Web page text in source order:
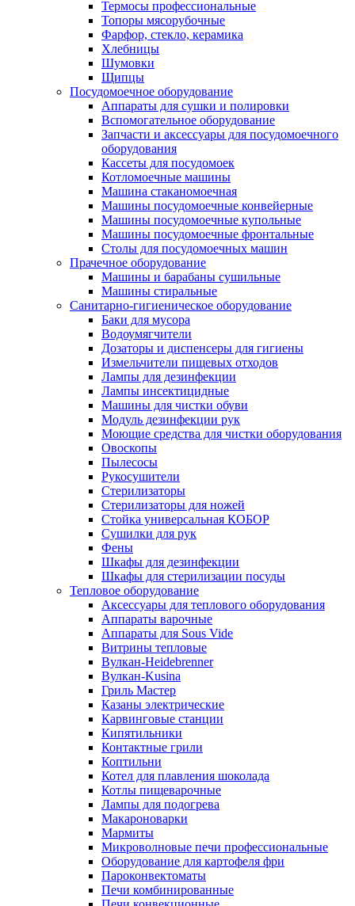
Термосы профессиональные
Топоры мясорубочные
Фарфор, стекло, керамика
Хлебницы
Шумовки
Щипцы
Посудомоечное оборудование
Аппараты для сушки и полировки
Вспомогательное оборудование
Запчасти и аксессуары для посудомоечного
оборудования
Кассеты для посудомоек
Котломоечные машины
Машина стаканомоечная
Машины посудомоечные конвейерные
Машины посудомоечные купольные
Машины посудомоечные фронтальные
Столы для посудомоечных машин
Прачечное оборудование
Машины и барабаны сушильные
Машины стиральные
Санитарно-гигиеническое оборудование
Баки для мусора
Водоумягчители
Дозаторы и диспенсеры для гигиены
Измельчители пищевых отходов
Лампы для дезинфекции
Лампы инсектицидные
Машины для чистки обуви
Модуль дезинфекции рук
Моющие средства для чистки оборудования
Овоскопы
Пылесосы
Рукосушители
Стерилизаторы
Стерилизаторы для ножей
Стойка универсальная КОБОР
Сушилки для рук
Фены
Шкафы для дезинфекции
Шкафы для стерилизации посуды
Тепловое оборудование
Аксессуары для теплового оборудования
Аппараты варочные
Аппараты для Sous Vide
Витрины тепловые
Вулкан-Heidebrenner
Вулкан-Kusina
Гриль Мастер
Казаны электрические
Карвинговые станции
Кипятильники
Контактные грили
Коптильни
Котел для плавления шоколада
Котлы пищеварочные
Лампы для подогрева
Макароноварки
Мармиты
Микроволновые печи профессиональные
Оборудование для картофеля фри
Пароконвектоматы
Печи комбинированные